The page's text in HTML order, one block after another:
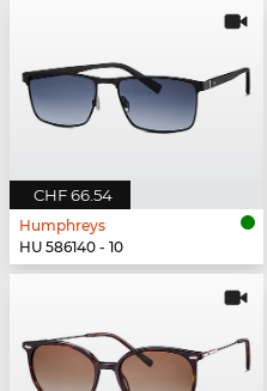
CHF 66.54
Humphreys
HU 586140 - 10